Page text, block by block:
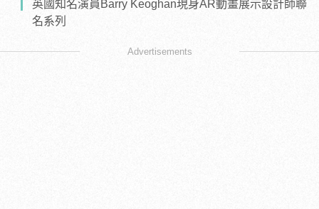
英國知名演員Barry Keoghan現身AR動畫展示設計師聯
名系列
Advertisements